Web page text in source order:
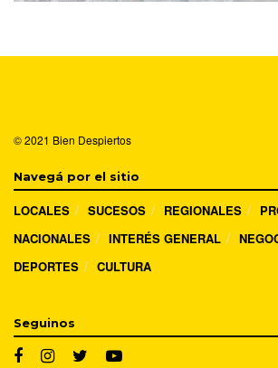
© 2021 Bien Despiertos
Navegá por el sitio
LOCALES SUCESOS REGIONALES
NACIONALES
INTERÉS GENERAL
DEPORTES
CULTURA
Seguinos